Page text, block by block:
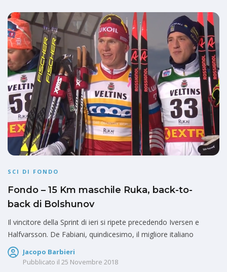
SCI DI FONDO
Fondo – 15 Km maschile Ruka, back-to-
back di Bolshunov
Il vincitore della Sprint di ieri si ripete precedendo Iversen e
Halfvarsson. De Fabiani, quindicesimo, il migliore italiano
Jacopo Barbieri
Pubblicato il 25 Novembre 2018